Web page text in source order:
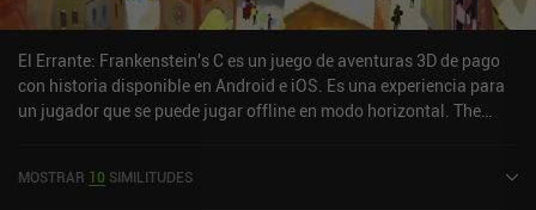
El Errante: Frankenstein's C es un juego de aventuras 3D de pago
con historia disponible en Android e iOS. Es una experiencia para
un jugador que se puede jugar offline en modo horizontal. The
en la App Store de iOS.
MOSTRAR 10 SIMILITUDES